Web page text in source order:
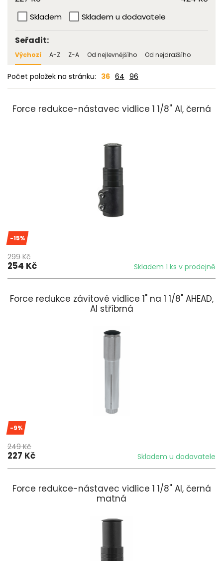
Skladem Skladem u dodavatele
Seřadit:
Výchozí A-Z Z-A Od nejlevnějšího Od nejdražšího
Počet položek na stránku: 36 64 96
Force redukce-nástavec vidlice 1 1/8'' Al, černá
-15%
299 Kč
254 Kč Skladem 1 ks v prodejně
Force redukce závitové vidlice 1" na 1 1/8" AHEAD,
Al stříbrná
-9%
249 Kč
227 Kč Skladem u dodavatele
Force redukce-nástavec vidlice 1 1/8'' Al, černá
matná